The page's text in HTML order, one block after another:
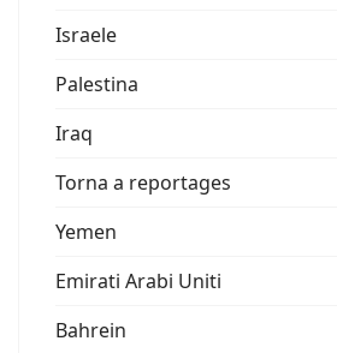
Israele
Palestina
Iraq
Torna a reportages
Yemen
Emirati Arabi Uniti
Bahrein